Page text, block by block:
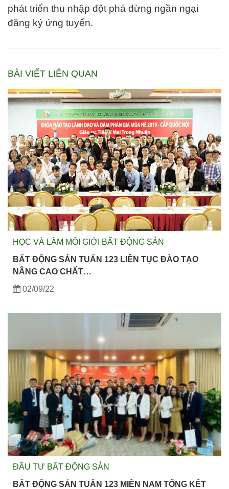
phát triển thu nhập đột phá đừng ngần ngại
đăng ký ứng tuyển.
BÀI VIẾT LIÊN QUAN
HỌC VÀ LÀM MÔI GIỚI BẤT ĐỘNG SẢN
BẤT ĐỘNG SẢN TUẤN 123 LIÊN TỤC ĐÀO TẠO
NÂNG CAO CHẤT…
02/09/22
ĐẦU TƯ BẤT ĐỘNG SẢN
BẤT ĐỘNG SẢN TUẤN 123 MIỀN NAM TỔNG KẾT